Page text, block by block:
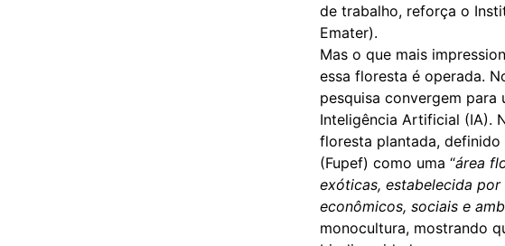
de trabalho, reforça o
Emater).
Mas o que mais
essa floresta é operada.
pesquisa convergem para
Inteligência Artificial (IA).
floresta plantada, definido
(Fupef) como uma “área
exóticas, estabelecida
econômicos, sociais e
monocultura, mostrando